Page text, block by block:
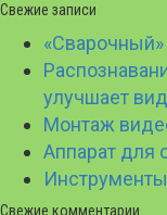
Свежие записи
«Сварочный»
улучшает
Монтаж
Аппарат для
Свежие комментарии